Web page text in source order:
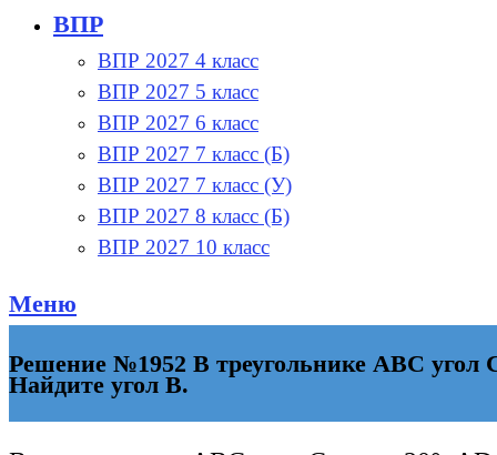
ВПР
ВПР 2027 4 класс
ВПР 2027 5 класс
ВПР 2027 6 класс
ВПР 2027 7 класс (Б)
ВПР 2027 7 класс (У)
ВПР 2027 8 класс (Б)
ВПР 2027 10 класс
Меню
Решение №1952 В треугольнике ABC угол
Найдите угол B.